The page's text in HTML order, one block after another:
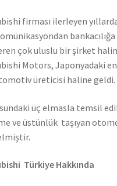
firması ilerleyen
çok uluslu bir şirket
Motors, Japonyadaki
üreticisi haline geldi.
üç elmasla temsil
ve üstünlük taşıyan
Türkiye Hakkında